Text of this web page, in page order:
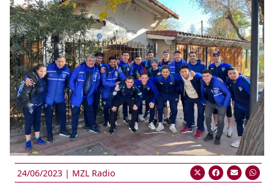
24/06/2023 | MZL Radio